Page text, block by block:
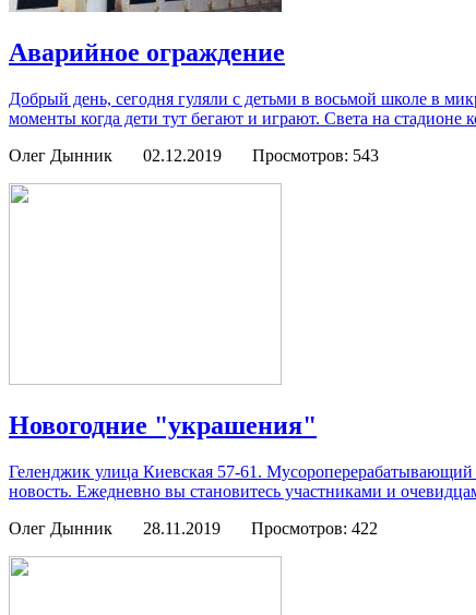
Аварийное ограждение
Добрый день, сегодня гуляли с детьми в восьмой школе в
моменты когда дети тут бегают и играют. Света на стадионе
Олег Дынник
02.12.2019 Просмотров: 543
Новогодние "украшения"
Геленджик улица Киевская 57-61. Мусороперерабатывающий
новость. Ежедневно вы становитесь участниками и
Олег Дынник
28.11.2019 Просмотров: 422